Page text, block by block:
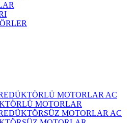
AC
MOTORLAR
AC